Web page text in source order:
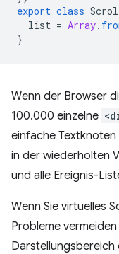
export class
list = Array.
}
Wenn der Browser
100.000 einzelne
einfache
in der wiederholten
und alle Ereignis-
Wenn Sie virtuelles
Probleme
Darstellungsbereich